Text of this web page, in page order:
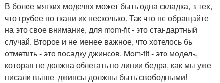
В более мягких моделях может быть одна складка, в тех,
что грубее по ткани их несколько. Так что не обращайте
на это свое внимание, для mom-fit - это стандартный
случай. Второе и не менее важное, что хотелось бы
отметить - это посадку джинсов. Mom-fit - это модель,
которая не должна облегать по линии бедра, как мы уже
писали выше, джинсы должны быть свободными!